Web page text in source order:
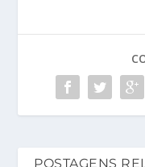
POSTAGENS